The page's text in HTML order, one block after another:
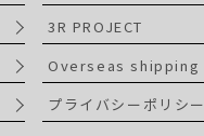
3R PROJECT
Overseas shipping
プライバシーポリシー